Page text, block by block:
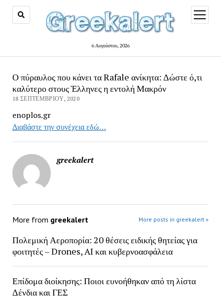
6 Αυγούστου, 2026
open
menu
Ο πύραυλος που κάνει τα Rafale ανίκητα: Δώστε ό,τι
καλύτερο στους Έλληνες η εντολή Μακρόν
18 ΣΕΠΤΕΜΒΡΊΟΥ, 2020
enoplos.gr
Διαβάστε την συνέχεια εδώ…
greekalert
More from greekalert More posts in greekalert »
Πολεμική Αεροπορία: 20 θέσεις ειδικής θητείας για
φοιτητές – Drones, AI και κυβερνοασφάλεια
Επίδομα διοίκησης: Ποιοι ευνοήθηκαν από τη λίστα
Δένδια και ΓΕΣ